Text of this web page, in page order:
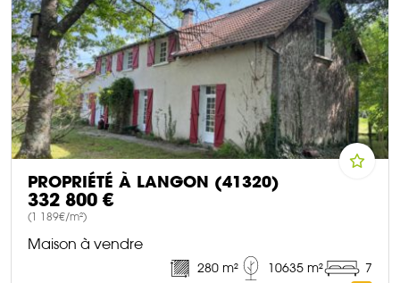
PROPRIÉTÉ À LANGON (41320)
332 800 €
(1 189€/m²)
Maison à vendre
280 m² 10635 m²
7